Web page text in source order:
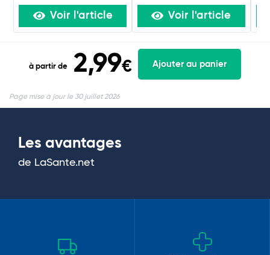
Voir l'article Voir l'article
à partir de 2,99€ Ajouter au panier
Page mise à jour le 30 juillet 2026
Les avantages
de LaSante.net